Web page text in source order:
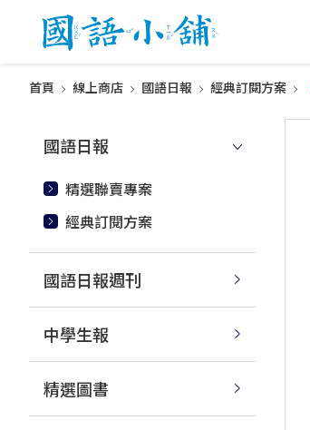
首頁 線上商店 國語日報 經典訂閱方案
國語日報
精選聯賣專案
經典訂閱方案
國語日報週刊
中學生報
精選圖書